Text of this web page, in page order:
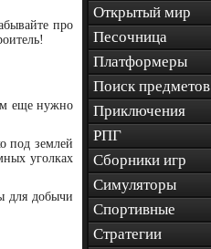
про
еще нужно
под землей
уголках
для добычи
Открытый мир
Песочница
Платформеры
Поиск предметов
Приключения
РПГ
Сборники игр
Симуляторы
Спортивные
Стратегии